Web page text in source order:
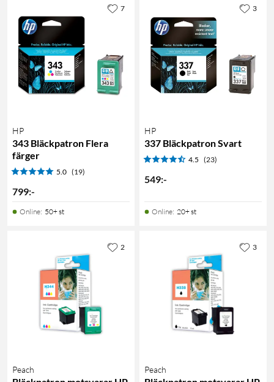
HP
343 Bläckpatron Flera
färger
5.0 (19)
799:-
Online: 50+ st
7
HP
337 Bläckpatron Svart
4.5 (23)
549:-
Online: 20+ st
3
Peach
2
Peach
3